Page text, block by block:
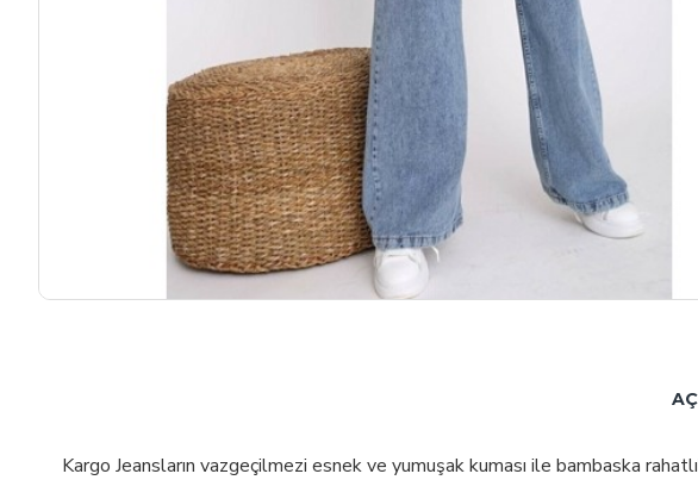
Kargo Jeansların vazgeçilmezi esnek ve yumuşak kuması ile bambaska